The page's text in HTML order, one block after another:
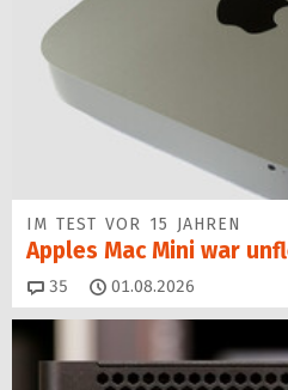
IM TEST VOR 15 JAHREN
Apples Mac Mini war
35 Kommentare
01.08.2026